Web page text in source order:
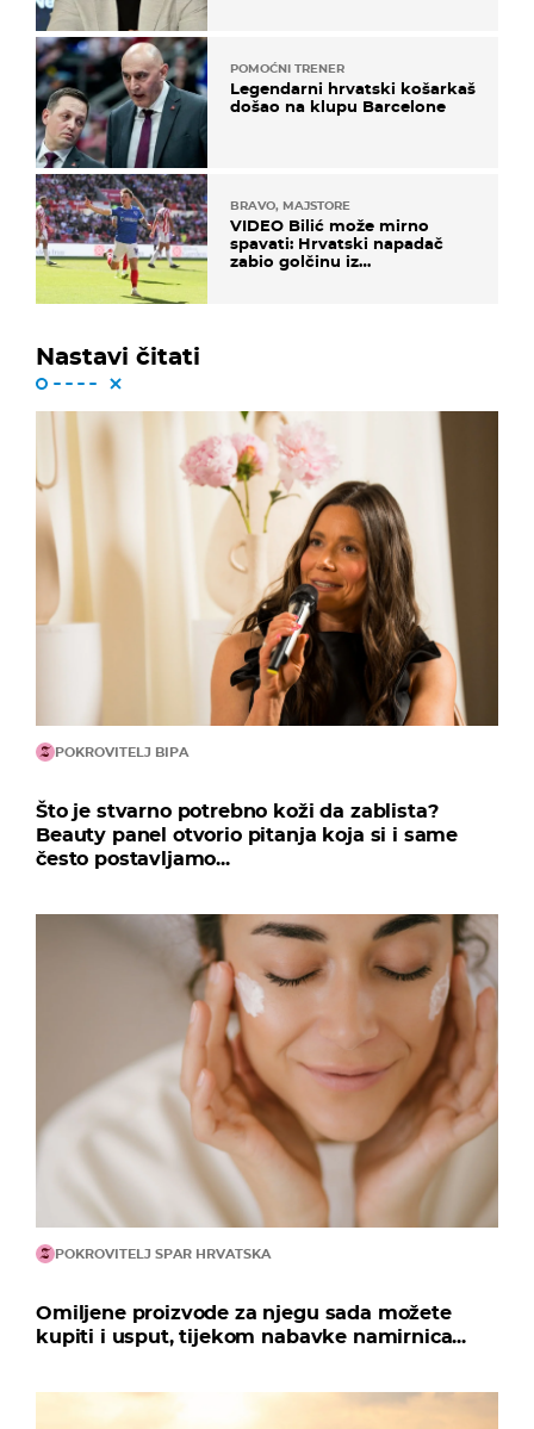
POMOĆNI TRENER
Legendarni hrvatski košarkaš
došao na klupu Barcelone
BRAVO, MAJSTORE
VIDEO Bilić može mirno
spavati: Hrvatski napadač
zabio golčinu iz
Nastavi čitati
POKROVITELJ BIPA
Što je stvarno potrebno koži da zablista?
Beauty panel otvorio pitanja koja si i same
često postavljamo...
POKROVITELJ SPAR HRVATSKA
Omiljene proizvode za njegu sada možete
kupiti i usput, tijekom nabavke namirnica...